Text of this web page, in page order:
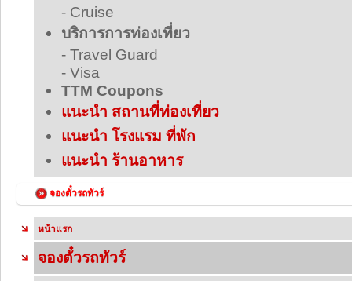
- Cruise
บริการการท่องเที่ยว
- Travel Guard
- Visa
TTM Coupons
แนะนำ สถานที่ท่องเที่ยว
แนะนำ โรงแรม ที่พัก
แนะนำ ร้านอาหาร
จองตั๋วรถทัวร์
หน้าแรก
จองตั๋วรถทัวร์